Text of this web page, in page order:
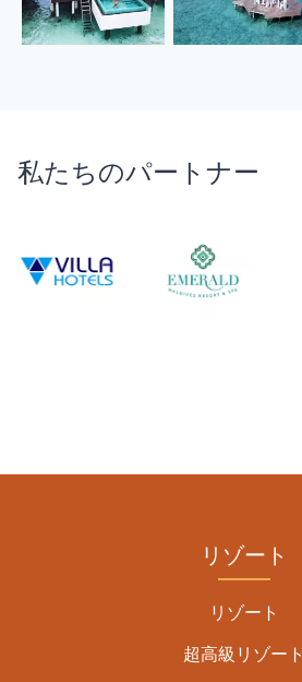
私たちのパートナー
リゾート
リゾート
超高級リゾート